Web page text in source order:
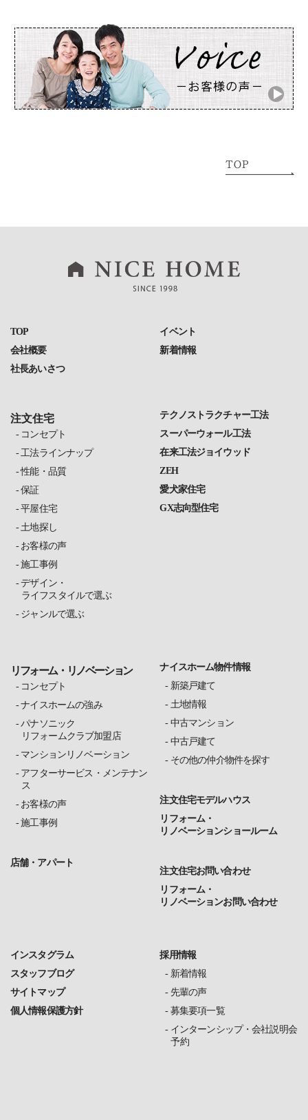
TOP
会社概要
社長あいさつ
イベント
新着情報
注文住宅
コンセプト
工法ラインナップ
性能・品質
保証
平屋住宅
土地探し
お客様の声
施工事例
デザイン・
ライフスタイルで選ぶ
ジャンルで選ぶ
テクノストラクチャー工法
スーパーウォール工法
在来工法ジョイウッド
ZEH
愛犬家住宅
GX志向型住宅
リフォーム・リノベーション
コンセプト
ナイスホームの強み
パナソニック
リフォームクラブ加盟店
マンションリノベーション
アフターサービス・メンテナン
ス
お客様の声
施工事例
店舗・アパート
ナイスホーム物件情報
新築戸建て
土地情報
中古マンション
中古戸建て
その他の仲介物件を探す
注文住宅モデルハウス
リフォーム・
リノベーションショールーム
注文住宅お問い合わせ
リフォーム・
リノベーションお問い合わせ
インスタグラム
スタッフブログ
サイトマップ
個人情報保護方針
採用情報
新着情報
先輩の声
募集要項一覧
インターンシップ・会社説明会
予約